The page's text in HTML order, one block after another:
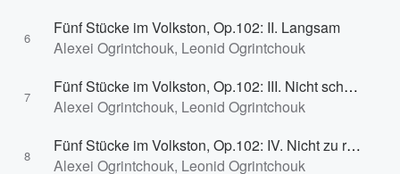
6
Fünf Stücke im Volkston, Op.102: II. Langsam
Alexei Ogrintchouk, Leonid Ogrintchouk
7
Fünf Stücke im Volkston, Op.102: III. Nicht schnell, mit viel ton zu spielen
Alexei Ogrintchouk, Leonid Ogrintchouk
8
Fünf Stücke im Volkston, Op.102: IV. Nicht zu rasch
Alexei Ogrintchouk, Leonid Ogrintchouk